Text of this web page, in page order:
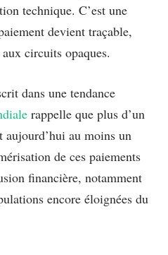
technique. C’est une
devient traçable,
circuits opaques.
dans une tendance
rappelle que plus d’un
aujourd’hui au moins un
de ces paiements
financière, notamment
encore éloignées du